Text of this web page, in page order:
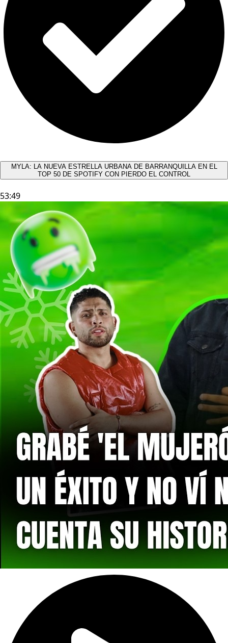
MYLA: LA NUEVA ESTRELLA URBANA DE BARRANQUILLA EN EL
TOP 50 DE SPOTIFY CON PIERDO EL CONTROL
53:49